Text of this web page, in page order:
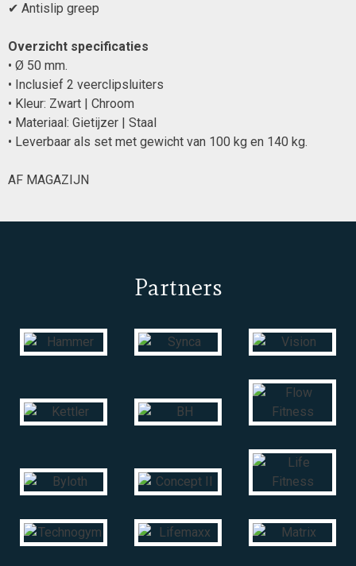
✔ Antislip greep
Overzicht specificaties
• Ø 50 mm.
• Inclusief 2 veerclipsluiters
• Kleur: Zwart | Chroom
• Materiaal: Gietijzer | Staal
• Leverbaar als set met gewicht van 100 kg en 140 kg.
AF MAGAZIJN
Partners